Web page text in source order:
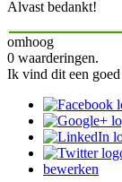
Alvast bedankt!
omhoog
0 waarderingen.
Ik vind dit een
bewerken